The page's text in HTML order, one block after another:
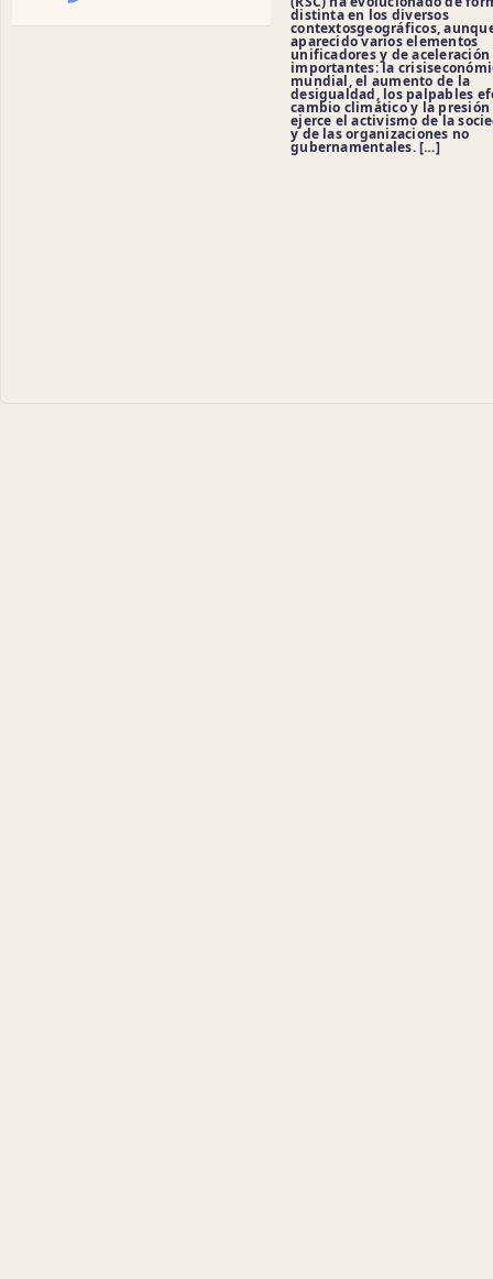
distinta en los diversos
contextosgeográficos,
aparecido varios elementos
unificadores y de aceleración
importantes: la
mundial, el aumento de la
desigualdad, los palpables
cambio climático y la presión
ejerce el activismo de la
y de las organizaciones no
gubernamentales. […]